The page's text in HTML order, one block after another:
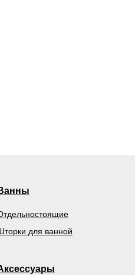
для ванной